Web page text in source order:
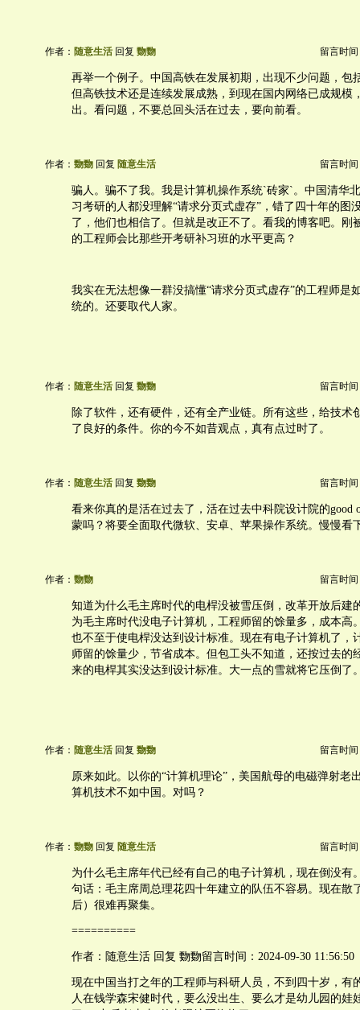
作者： 随意生活 回复 覅覅 留言时间
再举一个例子。中国高铁在发展初期，出现不少问题，包
但高铁技术还是连续发展成熟，到现在国内网络已成规模
出。看问题，不要总回头活在过去，要向前看。
作者： 覅覅 回复 随意生活 留言时间
骗人。骗不了我。我是计算机操作系统`砖家`。中国清华
习考研的人都没理解“请求分页式虚存”，错了四十年的图
了，他们也相信了。但就是改正不了。看我的博客吧。刚
的工程师会比那些开考研补习班的水平更高？
我实在无法想像一群没搞懂“请求分页式虚存”的工程师是
统的。还要取代人家。
作者： 随意生活 回复 覅覅 留言时间
除了软件，还有硬件，还有全产业链。所有这些，给技术
了良好的条件。你的今不如昔观点，真有点过时了。
作者： 随意生活 回复 覅覅 留言时间
看来你真的是活在过去了，活在过去中科院设计院的good
蒙吗？将要全面取代微软、安卓、苹果操作系统。慢慢看
作者： 覅覅 留言时间
知道为什么毛主席时代的电桿没被雪压倒，改革开放后建
为毛主席时代没电子计算机，工程师留的馀量多，成本高
也不至于使电桿没达到设计标准。现在有电子计算机了，
师留的馀量少，节省成本。但包工头不知道，还按过去的
来的电桿其实没达到设计标准。大一点的雪就将它压倒了
作者： 随意生活 回复 覅覅 留言时间
原来如此。以你的“计算机理论”，美国航母的电磁弹射老
算机技术不如中国。对吗？
作者： 覅覅 回复 随意生活 留言时间
为什么毛主席年代已经有自己的电子计算机，现在倒没有
句话：毛主席周总理花四十年建立的队伍不容易。现在散
后）很难再聚集。
==========
作者：随意生活 回复 覅覅留言时间：2024-09-30 11:56:50
现在中国当打之年的工程师与科研人员，不到四十岁，有
人在钱学森宋健时代，要么没出生、要么才是幼儿园的娃